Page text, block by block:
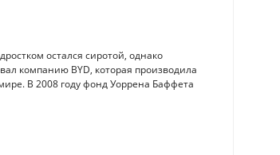
остался сиротой, однако
компанию BYD, которая производила
В 2008 году фонд Уоррена Баффета